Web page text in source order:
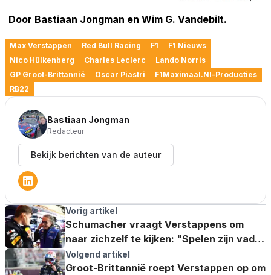
Door Bastiaan Jongman en Wim G. Vandebilt.
Max Verstappen Red Bull Racing F1
F1 Nieuws
Nico Hülkenberg
Charles Leclerc
Lando Norris
GP Groot-Brittannië
Oscar Piastri
F1Maximaal.nl-Producties
RB22
Bastiaan Jongman
Redacteur
Bekijk berichten van de auteur
Vorig artikel
Schumacher vraagt Verstappens om
naar zichzelf te kijken: "Spelen zijn vader
en manager in mee"
Volgend artikel
Groot-Brittannië roept Verstappen op om